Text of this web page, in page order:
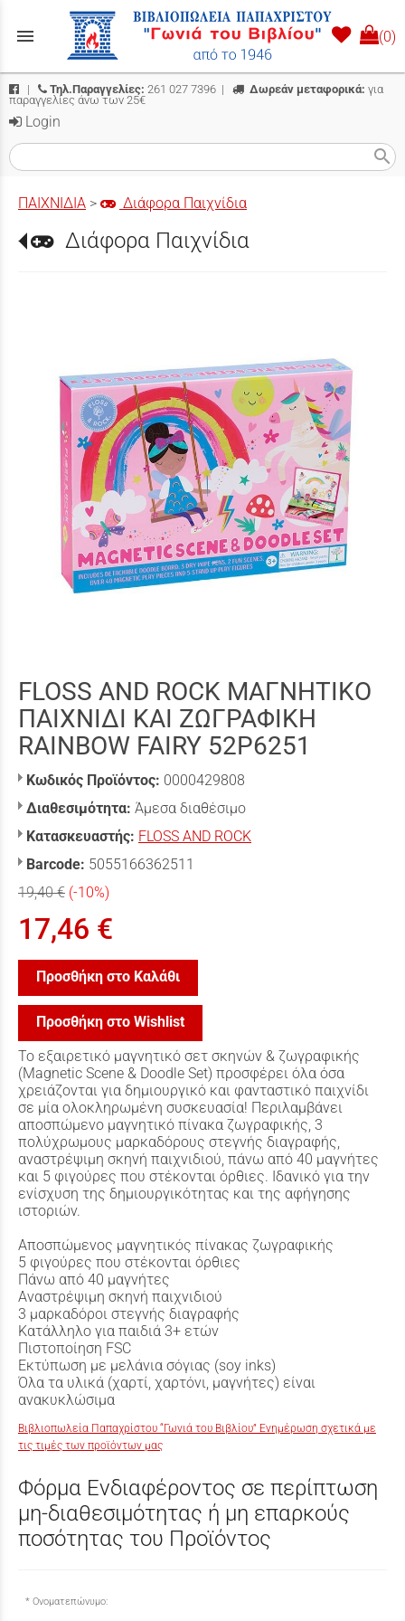
menu (0)
| Τηλ.Παραγγελίες: 261 027 7396 | Δωρεάν μεταφορικά: για
παραγγελίες άνω των 25€
Login
search
ΠΑΙΧΝΙΔΙΑ > Διάφορα Παιχνίδια
Διάφορα Παιχνίδια
FLOSS AND ROCK ΜΑΓΝΗΤΙΚΟ
ΠΑΙΧΝΙΔΙ ΚΑΙ ΖΩΓΡΑΦΙΚΗ
RAINBOW FAIRY 52P6251
Κωδικός Προϊόντος: 0000429808
Διαθεσιμότητα: Άμεσα διαθέσιμο
Κατασκευαστής: FLOSS AND ROCK
Barcode: 5055166362511
19,40 € (-10%)
17,46 €
Προσθήκη στο Καλάθι
Προσθήκη στο Wishlist
Το εξαιρετικό μαγνητικό σετ σκηνών & ζωγραφικής
(Magnetic Scene & Doodle Set) προσφέρει όλα όσα
χρειάζονται για δημιουργικό και φανταστικό παιχνίδι
σε μία ολοκληρωμένη συσκευασία! Περιλαμβάνει
αποσπώμενο μαγνητικό πίνακα ζωγραφικής, 3
πολύχρωμους μαρκαδόρους στεγνής διαγραφής,
αναστρέψιμη σκηνή παιχνιδιού, πάνω από 40 μαγνήτες
και 5 φιγούρες που στέκονται όρθιες. Ιδανικό για την
ενίσχυση της δημιουργικότητας και της αφήγησης
ιστοριών.
Αποσπώμενος μαγνητικός πίνακας ζωγραφικής
5 φιγούρες που στέκονται όρθιες
Πάνω από 40 μαγνήτες
Αναστρέψιμη σκηνή παιχνιδιού
3 μαρκαδόροι στεγνής διαγραφής
Κατάλληλο για παιδιά 3+ ετών
Πιστοποίηση FSC
Εκτύπωση με μελάνια σόγιας (soy inks)
Όλα τα υλικά (χαρτί, χαρτόνι, μαγνήτες) είναι
ανακυκλώσιμα
Βιβλιοπωλεία Παπαχρίστου “Γωνιά του Βιβλίου” Ενημέρωση σχετικά με
τις τιμές των προϊόντων μας
Φόρμα Ενδιαφέροντος σε περίπτωση
μη-διαθεσιμότητας ή μη επαρκούς
ποσότητας του Προϊόντος
Ονοματεπώνυμο: